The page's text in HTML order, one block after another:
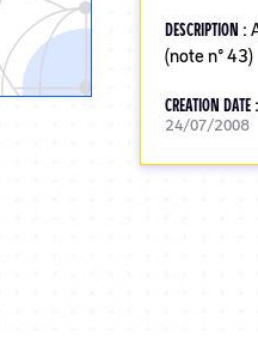
DESCRIPTION :
(note n° 43)
CREATION DATE :
24/07/2008